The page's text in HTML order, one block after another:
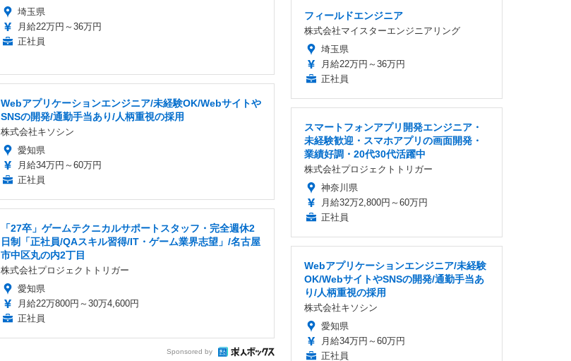
埼玉県
月給22万円～36万円
正社員
Webアプリケーションエンジニア/未経験OK/Webサイトや
SNSの開発/通勤手当あり/人柄重視の採用
株式会社キソシン
愛知県
月給34万円～60万円
正社員
「27卒」ゲームテクニカルサポートスタッフ・完全週休2
日制「正社員/QAスキル習得/IT・ゲーム業界志望」/名古屋
市中区丸の内2丁目
株式会社プロジェクトトリガー
愛知県
月給22万800円～30万4,600円
正社員
Sponsored by
フィールドエンジニア
株式会社マイスターエンジニアリング
埼玉県
月給22万円～36万円
正社員
スマートフォンアプリ開発エンジニア・
未経験歓迎・スマホアプリの画面開発・
業績好調・20代30代活躍中
株式会社プロジェクトトリガー
神奈川県
月給32万2,800円～60万円
正社員
Webアプリケーションエンジニア/未経験
OK/WebサイトやSNSの開発/通勤手当あ
り/人柄重視の採用
株式会社キソシン
愛知県
月給34万円～60万円
正社員